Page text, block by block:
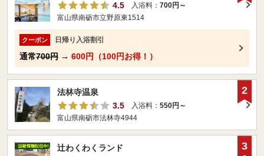
4.5
入浴料： 700円～
富山県南砺市立野原東1514
クーポン 日帰り入浴割引
通常700円 → 600円（100円お得！）
法林寺温泉
3.5
入浴料： 550円～
富山県南砺市法林寺4944
2
辻わくわくランド
3